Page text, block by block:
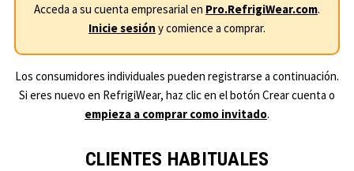
Acceda a su cuenta empresarial en Pro.RefrigiWear.com.
Inicie sesión y comience a comprar.
Los consumidores individuales pueden registrarse a continuación.
Si eres nuevo en RefrigiWear, haz clic en el botón Crear cuenta o
empieza a comprar como invitado.
CLIENTES HABITUALES